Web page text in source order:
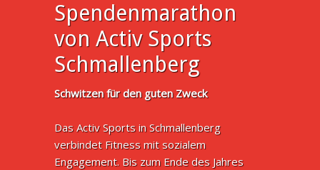
Spendenmarathon
von Activ Sports
Schmallenberg
Schwitzen für den guten Zweck
Das Activ Sports in Schmallenberg
verbindet Fitness mit sozialem
Engagement. Bis zum Ende des Jahres